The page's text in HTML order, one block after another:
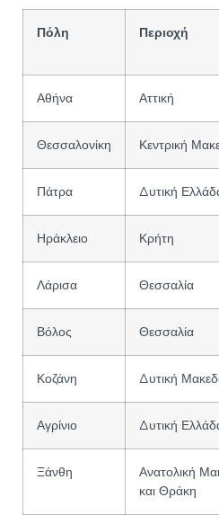
Πόλη Περιοχή
Αθήνα Αττική
Θεσσαλονίκη Κεντρική
Πάτρα Δυτική
Ηράκλειο Κρήτη
Λάρισα Θεσσαλία
Βόλος Θεσσαλία
Κοζάνη Δυτική
Αγρίνιο Δυτική
Ξάνθη
Ανατολική
και Θράκη